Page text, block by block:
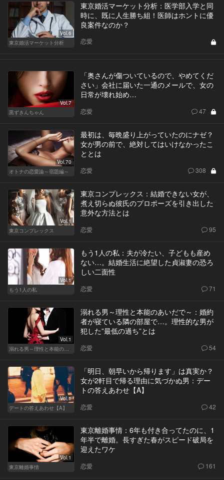
Vol.6
東京婚活マーケット分析
東京婚活マーケット分析：医学部入学と同
時に、既に人生勝ち組！医師はホントに優
良案件なのか？
恋愛
Vol.7
黒ずきんちゃん
「奥さんが傷ついているので、やめてくだ
さい」会社に届いた一通のメールで、女の
日常が壊れ始め…
恋愛 47
Vol.70
オトナの恋愛論～宿題編～
最初は、毎晩盛り上がっていたのにナゼ？
女が男の前で、絶対してはいけなかったこ
ととは
恋愛 308
Vol.1
東京コンプレックス
東京コンプレックス：結婚できない女が、
煮え切らぬ彼氏のプロポーズを引き出した
意外な方法とは
恋愛 95
Vol.1
もう1人の私
もう1人の私：夫が冷たい、子どもも産め
ない…。結婚生活に絶望した貞淑妻の恐ろ
しい二面性
恋愛 71
Vol.1
溺れる男～理性と本能のあいだで～
溺れる男～理性と本能のあいだで～：婚約
者が寝ている隣の部屋で…。理性的な男が
犯した”最低の過ち”とは
恋愛 54
Vol.1
デートの答えあわせ【A】
「明日、朝早いから帰ります」は真実か？
女が2軒目で帰る理由に気づかぬ男：デー
トの答えあわせ【A】
恋愛 42
Vol.1
東京離婚事情
東京離婚事情：6年も付き合ってたのに、1
年半で離婚。長すぎた春がスピード破局を
迎えたワケ
恋愛 161